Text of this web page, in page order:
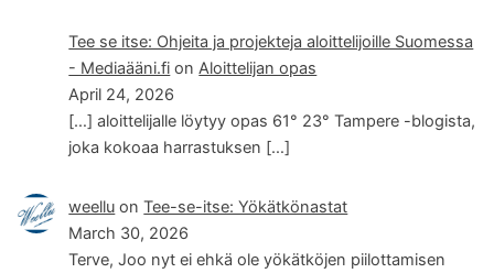
Tee se itse: Ohjeita ja projekteja aloittelijoille Suomessa
- Mediaääni.fi onAloittelijan opas
April 24, 2026
[…] aloittelijalle löytyy opas 61° 23° Tampere -blogista,
joka kokoaa harrastuksen […]
weellu onTee-se-itse: Yökätkönastat
March 30, 2026
Terve, Joo nyt ei ehkä ole yökätköjen piilottamisen